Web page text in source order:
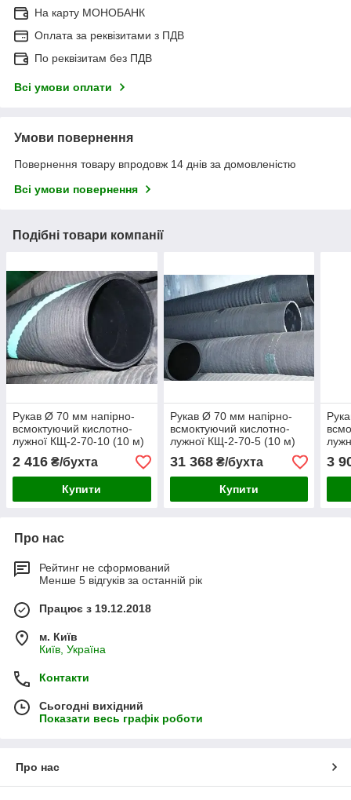
На карту МОНОБАНК
Оплата за реквізитами з ПДВ
По реквізитам без ПДВ
Всі умови оплати
Умови повернення
Повернення товару впродовж 14 днів за домовленістю
Всі умови повернення
Подібні товари компанії
Рукав Ø 70 мм напірно-
всмоктуючий кислотно-
лужної КЩ-2-70-10 (10 м)
ГОСТ 5398-76
2 416 ₴/бухта
Купити
Рукав Ø 70 мм напірно-
всмоктуючий кислотно-
лужної КЩ-2-70-5 (10 м)
ГОСТ 5398-76
31 368₴/бухта
Купити
3
Про нас
Рейтинг не сформований
Менше 5 відгуків за останній рік
Працює з 19.12.2018
м. Київ
Київ, Україна
Контакти
Сьогодні вихідний
Показати весь графік роботи
Про нас